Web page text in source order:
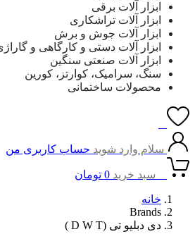
ابزار آلات برقی
ابزار آلات تراشکاری
ابزار آلات جوش و برش
ابزار آلات دستی و کارگاهی و
ابزار آلات صنعتی سنگین
سنگ، سرامیک، کوارتز، کورین
محصولات ساختمانی
سلام وارد شوید حساب کاربری من
سبد خرید 0 تومان
خانه
Brands
دی دبلیو تی (D W T )